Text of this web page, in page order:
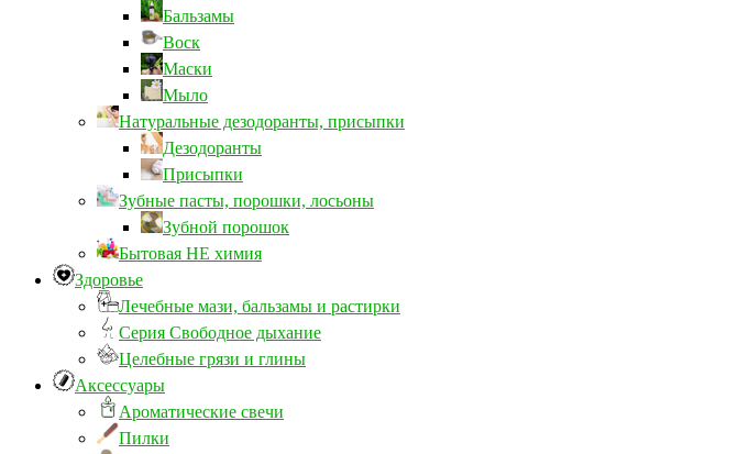
Бальзамы
Воск
Маски
Мыло
Натуральные дезодоранты, присыпки
Дезодоранты
Присыпки
Зубные пасты, порошки, лосьоны
Зубной порошок
Бытовая НЕ химия
Здоровье
Лечебные мази, бальзамы и растирки
Серия Свободное дыхание
Целебные грязи и глины
Аксессуары
Ароматические свечи
Пилки